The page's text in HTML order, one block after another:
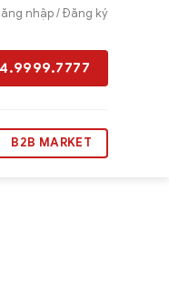
nhập / Đăng ký
B2B MARKET